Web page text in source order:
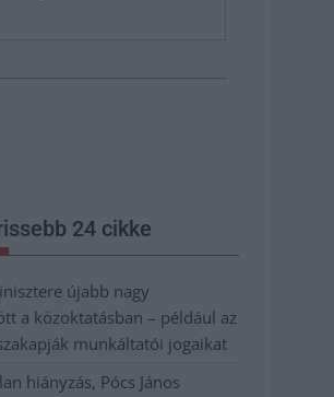
24 cikke
újabb nagy
a közoktatásban – például az
munkáltatói jogaikat
hiányzás, Pócs János